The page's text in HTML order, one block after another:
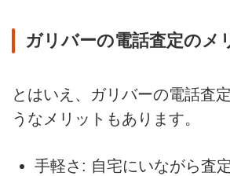
ガリバーの電話査定のメ
とはいえ、ガリバーの電話査
うなメリットもあります。
手軽さ: 自宅にいながら査